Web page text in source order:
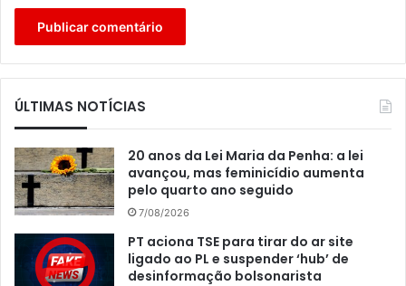
ÚLTIMAS NOTÍCIAS
20 anos da Lei Maria da Penha: a lei
avançou, mas feminicídio aumenta
pelo quarto ano seguido
7/08/2026
PT aciona TSE para tirar do ar site
ligado ao PL e suspender ‘hub’ de
desinformação bolsonarista